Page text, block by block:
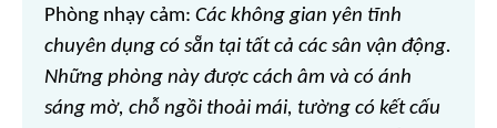
Phòng nhạy cảm: Các không gian yên tĩnh
chuyên dụng có sẵn tại tất cả các sân vận động.
Những phòng này được cách âm và có ánh
sáng mờ, chỗ ngồi thoải mái, tường có kết cấu